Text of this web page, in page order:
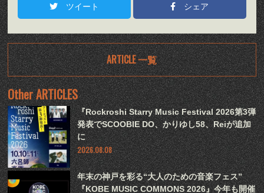
ツイート シェア
ARTICLE 一覧
Other ARTICLES
『Rockroshi Starry Music Festival 2026第3弾
発表でSCOOBIE DO、かりゆし58、Reiが追加
に
2026.08.08
年末の神戸を彩る“大人のための音楽フェス”
『KOBE MUSIC COMMONS 2026』今年も開催